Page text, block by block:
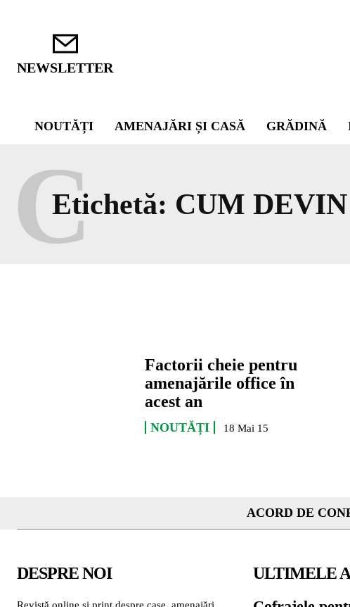
NEWSLETTER
NOUTĂȚI AMENAJĂRI ȘI CASĂ GRĂDINĂ
Etichetă: CUM
C
Factorii cheie pentru
amenajările office în
acest an
NOUTĂȚI 18 Mai 15
ACORD DE
DESPRE NOI
Revistă online și print despre case, amenajări
ULTIMELE